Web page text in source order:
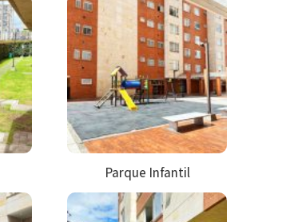
Parque Infantil